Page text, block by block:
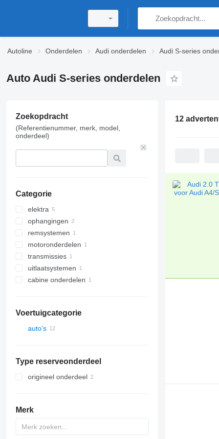
Autoline Onderdelen Audi onderdelen Audi S-series
Auto Audi S-series onderdelen
Zoekopdracht
(Referentienummer, merk, model,
onderdeel)
Categorie
elektra
dashboards
besturingseenheiden
startmotoren
ophangingen
schokdempers
stuurkolommen
remsystemen
rembekrachtigers
motoronderdelen
oliefilters
transmissies
overige transmissie-onderdelen
uitlaatsystemen
katalysatoren
cabine onderdelen
Voertuigcategorie
auto's
Type reserveonderdeel
origineel onderdeel
Merk
12